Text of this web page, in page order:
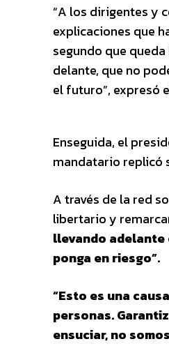
“A los dirigentes y
explicaciones que
segundo que
delante, que no
el futuro”, expresó
Enseguida, el
mandatario replicó
A través de la red
libertario y
llevando adelante
ponga en riesgo”.
“Esto es una
personas.
ensuciar, no